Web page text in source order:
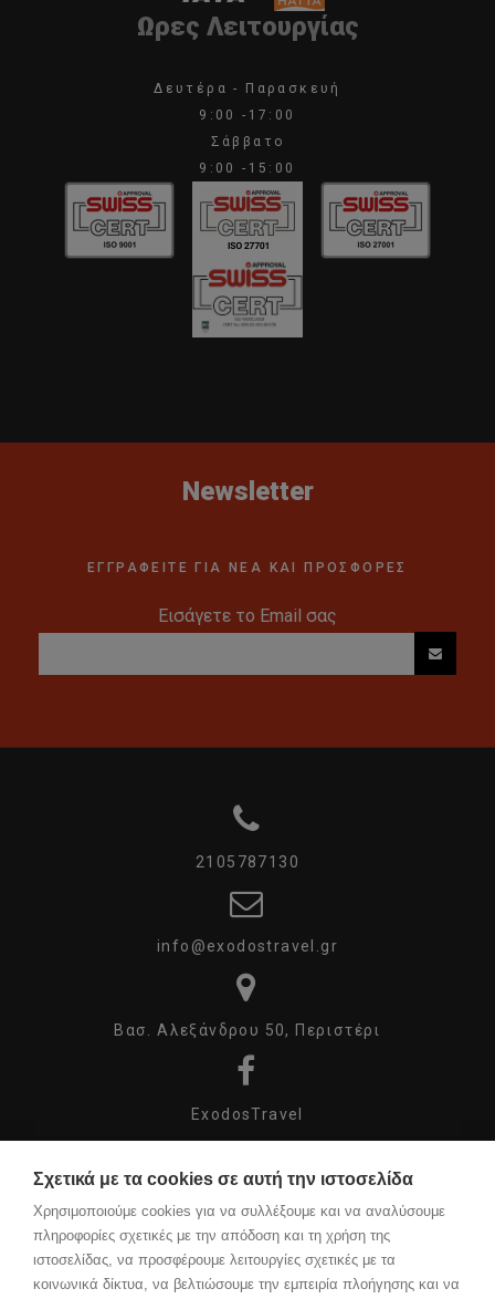
Ωρες Λειτουργίας
Δευτέρα - Παρασκευή
9:00 -17:00
Σάββατο
9:00 -15:00
Newsletter
ΕΓΓΡΑΦΕΙΤΕ ΓΙΑ ΝΕΑ ΚΑΙ ΠΡΟΣΦΟΡΕΣ
Εισάγετε το Email σας
2105787130
info@exodostravel.gr
Βασ. Αλεξάνδρου 50, Περιστέρι
ExodosTravel
Σχετικά με τα cookies σε αυτή την ιστοσελίδα
Χρησιμοποιούμε cookies για να συλλέξουμε και να αναλύσουμε
πληροφορίες σχετικές με την απόδοση και τη χρήση της
ιστοσελίδας, να προσφέρουμε λειτουργίες σχετικές με τα
κοινωνικά δίκτυα, να βελτιώσουμε την εμπειρία πλοήγησης και να